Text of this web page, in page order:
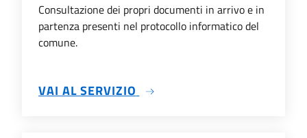
Consultazione dei propri documenti in arrivo e in
partenza presenti nel protocollo informatico del
comune.
VAI AL SERVIZIO SU PROTOCOLLO